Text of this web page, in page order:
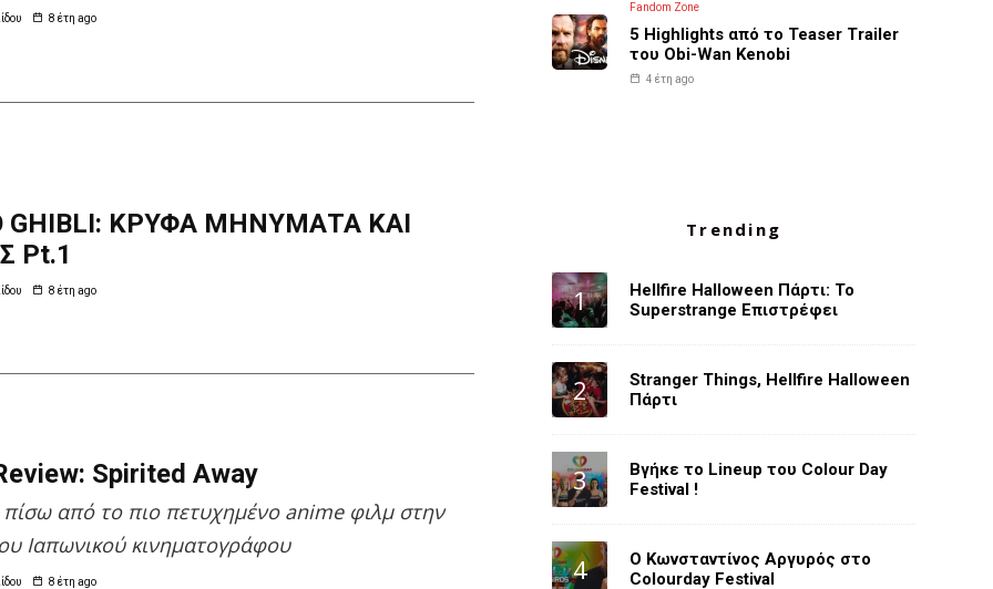
8 έτη ago
GHIBLI: ΚΡΥΦΑ ΜΗΝΥΜΑΤΑ ΚΑΙ
Pt.1
8 έτη ago
Spirited Away
από το πιο πετυχημένο anime φιλμ στην
Ιαπωνικού κινηματογράφου
8 έτη ago
Fandom Zone
5 Highlights από το Teaser Trailer
του Obi-Wan Kenobi
4 έτη ago
Trending
Hellfire Halloween Πάρτι: Το
Superstrange Επιστρέφει
Stranger Things, Hellfire Halloween
Πάρτι
Βγήκε το Lineup του Colour Day
Festival !
O Κωνσταντίνος Αργυρός στο
Colourday Festival